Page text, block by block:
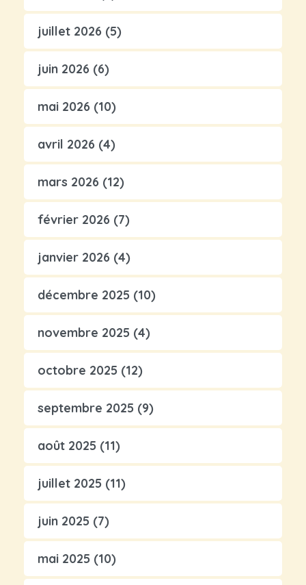
juillet 2026 (5)
juin 2026 (6)
mai 2026 (10)
avril 2026 (4)
mars 2026 (12)
février 2026 (7)
janvier 2026 (4)
décembre 2025 (10)
novembre 2025 (4)
octobre 2025 (12)
septembre 2025 (9)
août 2025 (11)
juillet 2025 (11)
juin 2025 (7)
mai 2025 (10)